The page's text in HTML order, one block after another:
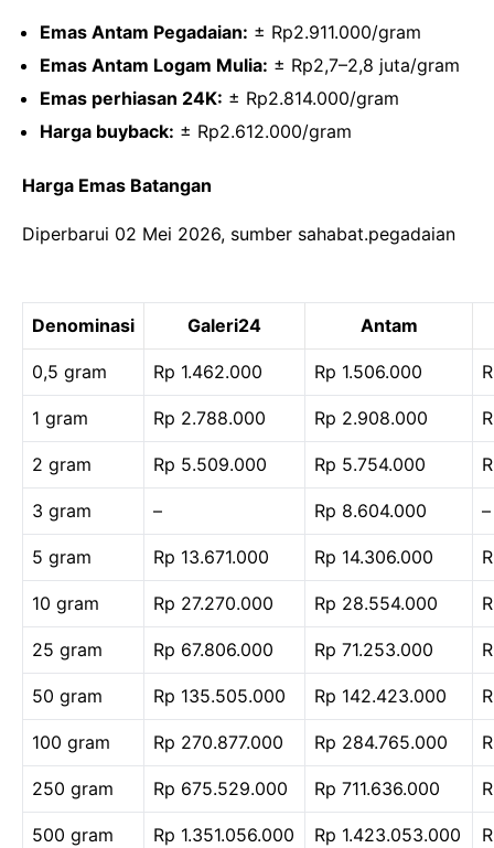
Emas Antam Pegadaian: ± Rp2.911.000/gram
Emas Antam Logam Mulia: ± Rp2,7–2,8 juta/gram
Emas perhiasan 24K: ± Rp2.814.000/gram
Harga buyback: ± Rp2.612.000/gram
Harga Emas Batangan
Diperbarui 02 Mei 2026, sumber sahabat.pegadaian
Denominasi Galeri24 Antam
0,5 gram Rp 1.462.000 Rp 1.506.000
1 gram Rp 2.788.000 Rp 2.908.000
2 gram Rp 5.509.000 Rp 5.754.000
3 gram – Rp 8.604.000 –
5 gram Rp 13.671.000 Rp 14.306.000
10 gram Rp 27.270.000 Rp 28.554.000
25 gram Rp 67.806.000 Rp 71.253.000
50 gram Rp 135.505.000 Rp 142.423.000
100 gram Rp 270.877.000 Rp 284.765.000
250 gram Rp 675.529.000 Rp 711.636.000
500 gram Rp 1.351.056.000 Rp 1.423.053.000